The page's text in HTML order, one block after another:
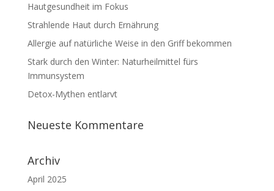
Hautgesundheit im Fokus
Strahlende Haut durch Ernährung
Allergie auf natürliche Weise in den Griff bekommen
Stark durch den Winter: Naturheilmittel fürs
Immunsystem
Detox-Mythen entlarvt
Neueste Kommentare
Archiv
April 2025